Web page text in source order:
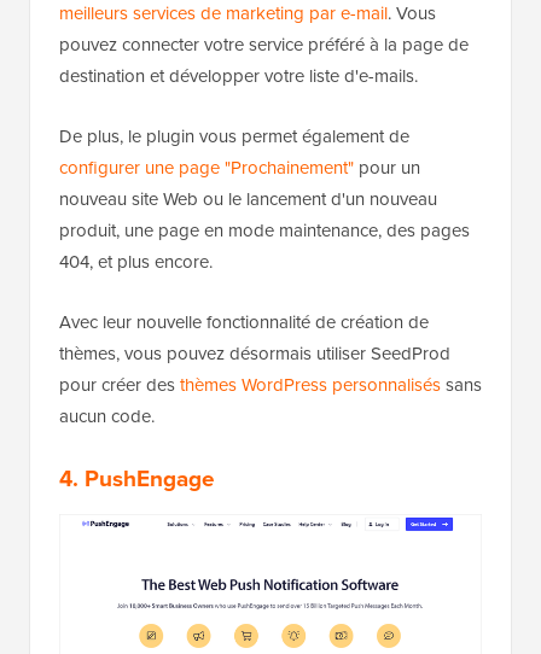
meilleurs services de marketing par e-mail. Vous
pouvez connecter votre service préféré à la page de
destination et développer votre liste d'e-mails.
De plus, le plugin vous permet également de
configurer une page "Prochainement" pour un
nouveau site Web ou le lancement d'un nouveau
produit, une page en mode maintenance, des pages
404, et plus encore.
Avec leur nouvelle fonctionnalité de création de
thèmes, vous pouvez désormais utiliser SeedProd
pour créer desthèmes WordPress personnaliséssans
aucun code.
4. PushEngage